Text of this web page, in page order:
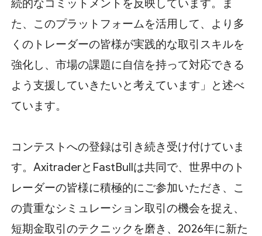
続的なコミットメントを反映しています。ま
た、このプラットフォームを活用して、より多
くのトレーダーの皆様が実践的な取引スキルを
強化し、市場の課題に自信を持って対応できる
よう支援していきたいと考えています」と述べ
ています。
コンテストへの登録は引き続き受け付けていま
す。AxitraderとFastBullは共同で、世界中のト
レーダーの皆様に積極的にご参加いただき、こ
の貴重なシミュレーション取引の機会を捉え、
短期金取引のテクニックを磨き、2026年に新た